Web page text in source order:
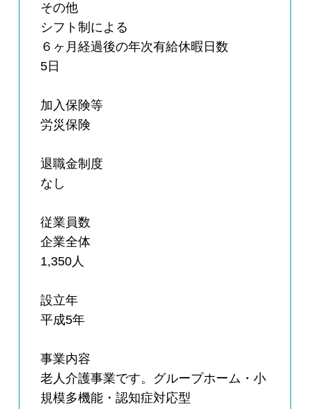
その他
シフト制による
６ヶ月経過後の年次有給休暇日数
5日
加入保険等
労災保険
退職金制度
なし
従業員数
企業全体
1,350人
設立年
平成5年
事業内容
老人介護事業です。グループホーム・小
規模多機能・認知症対応型